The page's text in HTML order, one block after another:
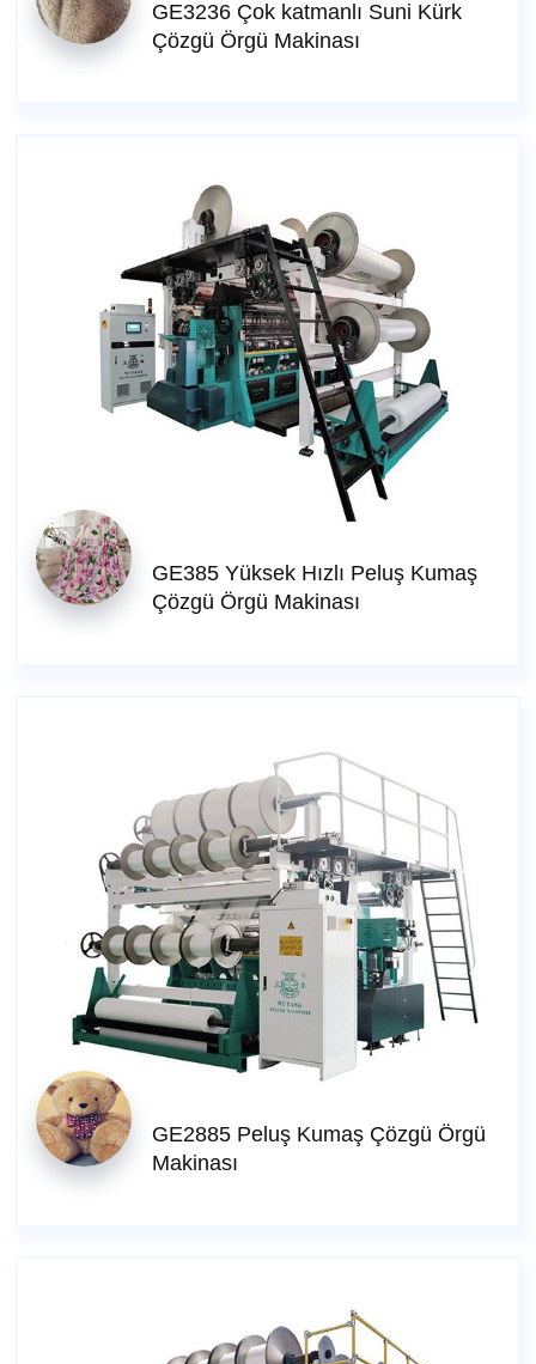
GE3236 Çok katmanlı Suni Kürk
Çözgü Örgü Makinası
GE385 Yüksek Hızlı Peluş Kumaş
Çözgü Örgü Makinası
GE2885 Peluş Kumaş Çözgü Örgü
Makinası